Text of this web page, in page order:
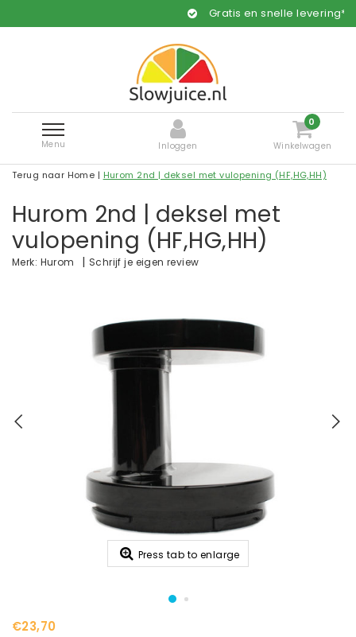
Gratis en snelle levering*
Menu Inloggen
0
Winkelwagen
Terug naar Home | Hurom 2nd | deksel met vulopening (HF,HG,HH)
Hurom 2nd | deksel met
vulopening (HF,HG,HH)
Merk: Hurom | Schrijf je eigen review
Press tab to enlarge
€23,70